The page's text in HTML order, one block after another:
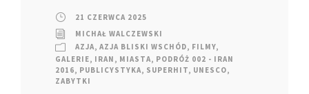
21 CZERWCA 2025
MICHAŁ WALCZEWSKI
AZJA, AZJA BLISKI WSCHÓD, FILMY,
GALERIE, IRAN , MIASTA, PODRÓŻ 002 - IRAN
2016, PUBLICYSTYKA, SUPERHIT, UNESCO,
ZABYTKI